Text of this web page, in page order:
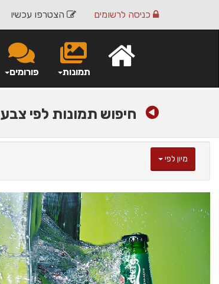
הצטרפו עכשיו כניסה לרשומים
פורומים תמונות
חיפוש תמונות לפי צבע
מיון לפי